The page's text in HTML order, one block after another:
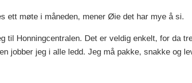
ett møte i måneden, mener Øie det har mye å si.
til Honningcentralen. Det er veldig enkelt, for da
jobber jeg i alle ledd. Jeg må pakke, snakke og